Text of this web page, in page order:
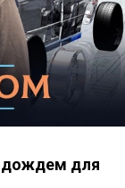
для